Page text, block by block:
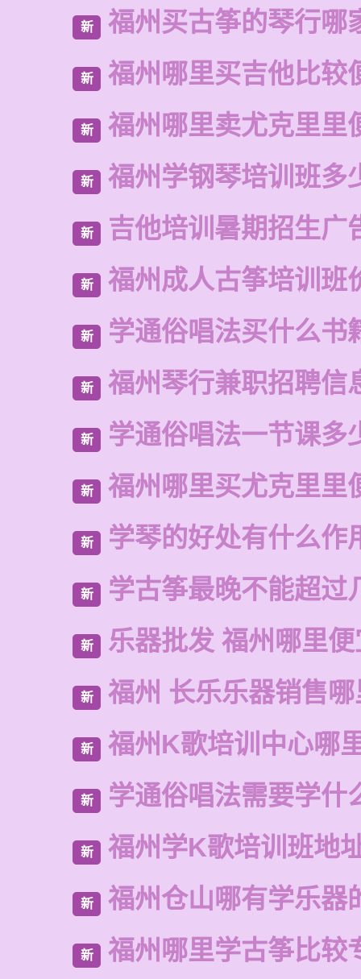
新 福州买古筝的琴行哪
新 福州哪里买吉他比较
新 福州哪里卖尤克里里
新 福州学钢琴培训班多
新 吉他培训暑期招生广
新 福州成人古筝培训班
新 学通俗唱法买什么书
新 福州琴行兼职招聘信
新 学通俗唱法一节课多
新 福州哪里买尤克里里
新 学琴的好处有什么作
新 学古筝最晚不能超过
新 乐器批发 福州哪里
新 福州 长乐乐器销售
新 福州K歌培训中心哪
新 学通俗唱法需要学什
新 福州学K歌培训班地
新 福州仓山哪有学乐器
新 福州哪里学古筝比较